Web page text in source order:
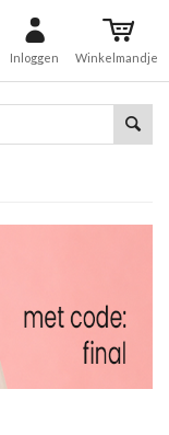
Inloggen Winkelmandje